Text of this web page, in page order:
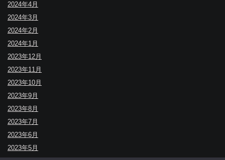
2024年4月
2024年3月
2024年2月
2024年1月
2023年12月
2023年11月
2023年10月
2023年9月
2023年8月
2023年7月
2023年6月
2023年5月